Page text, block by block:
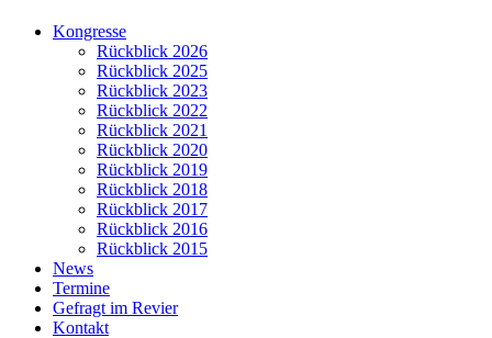
Kongresse
Rückblick 2026
Rückblick 2025
Rückblick 2023
Rückblick 2022
Rückblick 2021
Rückblick 2020
Rückblick 2019
Rückblick 2018
Rückblick 2017
Rückblick 2016
Rückblick 2015
News
Termine
Gefragt im Revier
Kontakt